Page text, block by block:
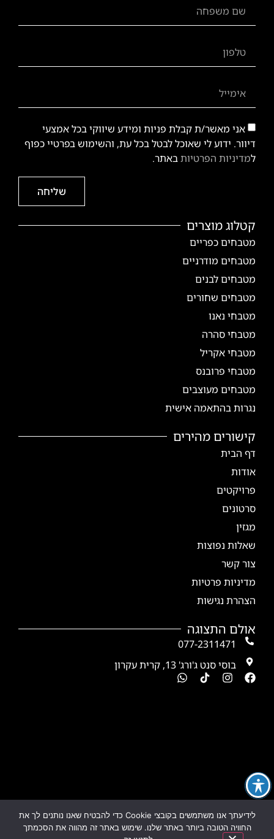
קטלוג מוצרים
מטבחים כפריים
מטבחים מודרניים
מטבחים לבנים
מטבחים שחורים
מטבחי נאנו
מטבחי סהרה
מטבחי אקריל
מטבחי פרובנס
מטבחים מעוצבים
נגרות בהתאמה אישית
קישורים מהירים
דף הבית
אודות
פרויקטים
סרטונים
מגזין
שאלות נפוצות
צור קשר
מדיניות פרטיות
הצהרת נגישות
אולם התצוגה
077-2311471
בוסי סנט ג'ורג' 13, קרית עקרון
אני מאשר/ת קבלת פניות ומידע שיווקי בכל אמצעי
דיוור. ידוע לי שאוכל לבטל בכל עת, והשימוש בפרטיי כפוף
למדיניות הפרטיותבאתר.
שליחה
לידיעתך אנו משתמשים בקובצי Cookie כדי להבטיח שאנו נותנים לך את
החוויה הטובה ביותר באתר שלנו. שימוש באתר זה מהווה את הסכמתך